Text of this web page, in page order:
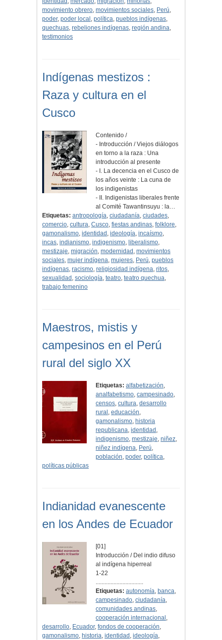
movimiento obrero, movimientos sociales, Perú,
poder, poder local , política, pueblos indígenas,
quechuas, rebeliones indígenas, región andina,
testimonios
Indígenas mestizos :
Raza y cultura en el
Cusco
Contenido /
- Introducción / Viejos diálogos
en torno a la raza : Una
introducción al presente
- I. La decencia en el Cusco de
los años veinte : La cuna de
los indigenistas
- II. Indigenistas liberales frente
al Comité Tawantinsuyu : la…
Etiquetas: antropología, ciudadanía, ciudades,
comercio, cultura, Cusco, fiestas andinas, folklore,
gamonalismo, identidad , ideología, incaísmo,
incas, indianismo, indigenismo, liberalismo,
mestizaje, migración, modernidad , movimientos
sociales, mujer indígena, mujeres, Perú, pueblos
indígenas, racismo, religiosidad indígena, ritos,
sexualidad , sociología, teatro, teatro quechua,
trabajo femenino
Maestros, mistis y
campesinos en el Perú
rural del siglo XX
Etiquetas: alfabetización,
analfabetismo,campesinado,
censos,cultura,desarrollo
rural ,educación,
gamonalismo, historia
republicana,identidad ,
indigenismo,mestizaje,niñez,
niñez indígena, Perú,
población,poder,política,
políticas públicas
Indianidad evanescente
en los Andes de Ecuador
[01]
Introducción / Del indio difuso
al indígena hiperreal
1-22
................................
Etiquetas: autonomía, banca,
campesinado,ciudadanía,
comunidades andinas,
cooperación internacional ,
desarrollo, Ecuador, fondos de cooperación,
gamonalismo, historia, identidad , ideología,